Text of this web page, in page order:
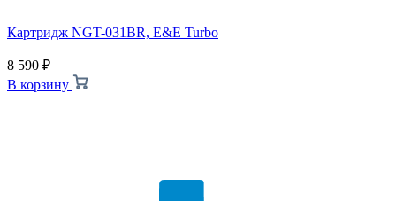
Картридж NGT-031BR, E&E Turbo
8 590 ₽
В корзину